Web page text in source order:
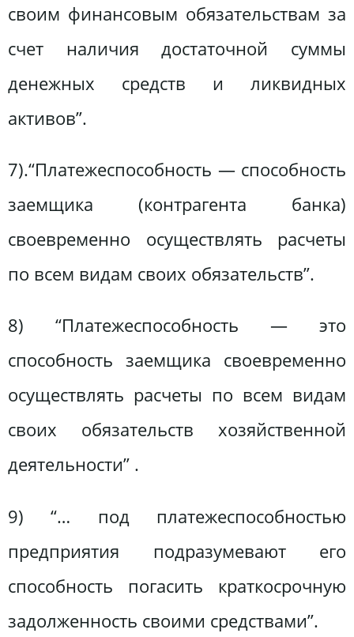
своим финансовым обязательствам за
счет наличия достаточной суммы
денежных средств и ликвидных
активов”.
7).“Платежеспособность — способность
заемщика (контрагента банка)
своевременно осуществлять расчеты
по всем видам своих обязательств”.
8) “Платежеспособность — это
способность заемщика своевременно
осуществлять расчеты по всем видам
своих обязательств хозяйственной
деятельности” .
9) “… под платежеспособностью
предприятия подразумевают его
способность погасить краткосрочную
задолженность своими средствами”.